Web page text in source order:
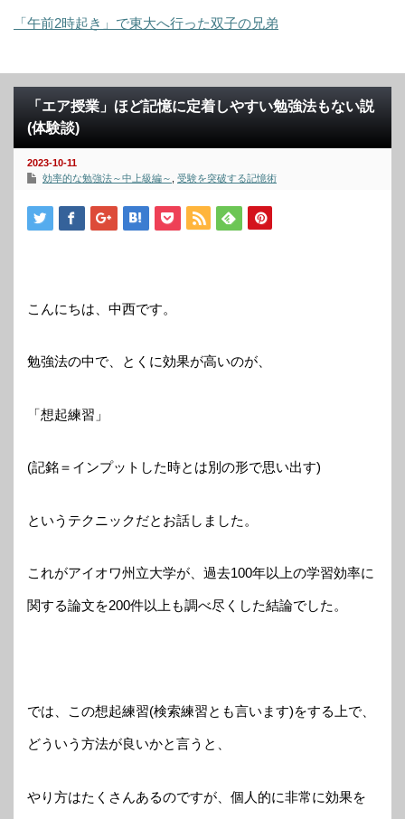
「午前2時起き」で東大へ行った双子の兄弟
「エア授業」ほど記憶に定着しやすい勉強法もない説
(体験談)
2023-10-11
効率的な勉強法～中上級編～
受験を突破する記憶術
こんにちは、中西です。
勉強法の中で、とくに効果が高いのが、
「想起練習」
(記銘＝インプットした時とは別の形で思い出す)
というテクニックだとお話しました。
これがアイオワ州立大学が、過去100年以上の学習効率に
関する論文を200件以上も調べ尽くした結論でした。
では、この想起練習(検索練習とも言います)をする上で、
どういう方法が良いかと言うと、
やり方はたくさんあるのですが、個人的に非常に効果を